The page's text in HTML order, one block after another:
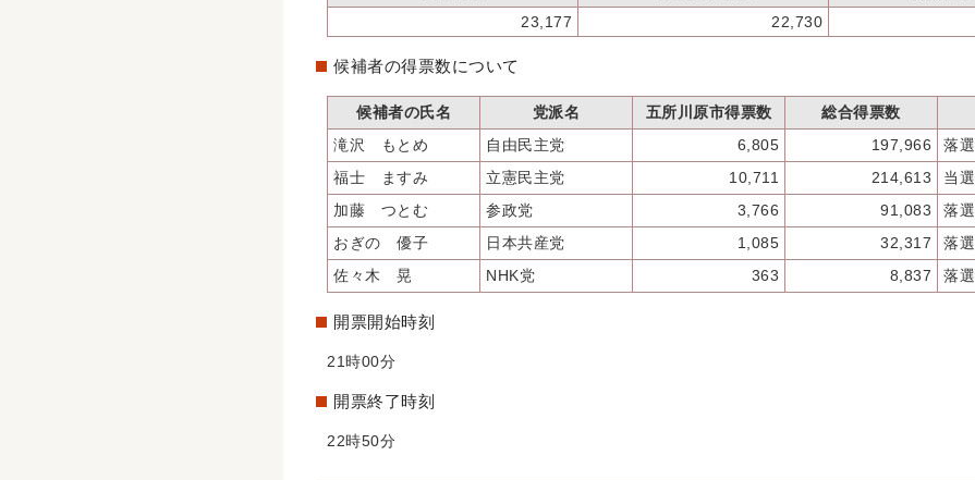
23,177
22,730
候補者の得票数について
候補者の氏名 党派名 五所川原市得票数 総合得票数
滝沢 もとめ
自由民主党 6,805 197,966
落選
福士 ますみ
立憲民主党 10,711 214,613
当選
加藤 つとむ
参政党 3,766 91,083
落選
おぎの 優子
日本共産党 1,085 32,317
落選
佐々木 晃
NHK党 363 8,837 落選
開票開始時刻
21時00分
開票終了時刻
22時50分